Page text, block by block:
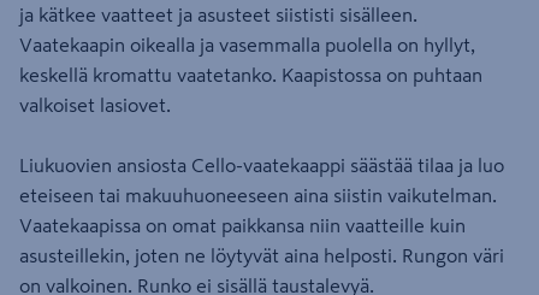
ja kätkee vaatteet ja asusteet siististi sisälleen.
Vaatekaapin oikealla ja vasemmalla puolella on hyllyt,
keskellä kromattu vaatetanko. Kaapistossa on puhtaan
valkoiset lasiovet.
Liukuovien ansiosta Cello-vaatekaappi säästää tilaa ja luo
eteiseen tai makuuhuoneeseen aina siistin vaikutelman.
Vaatekaapissa on omat paikkansa niin vaatteille kuin
asusteillekin, joten ne löytyvät aina helposti. Rungon väri
on valkoinen. Runko ei sisällä taustalevyä.